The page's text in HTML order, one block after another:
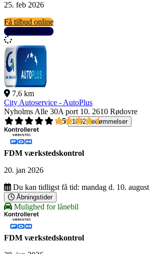
25. feb 2026
Få tilbud online
Se detaljer
7,6 km
City Autoservice - AutoPlus
Nyholms Alle 30A port 10. 2610 Rødovre
4,5
1092 bedømmelser
FDM værkstedskontrol
20. jan 2026
Du kan tidligst få tid: mandag d. 10. august
Åbningstider
Mulighed for lånebil
FDM værkstedskontrol